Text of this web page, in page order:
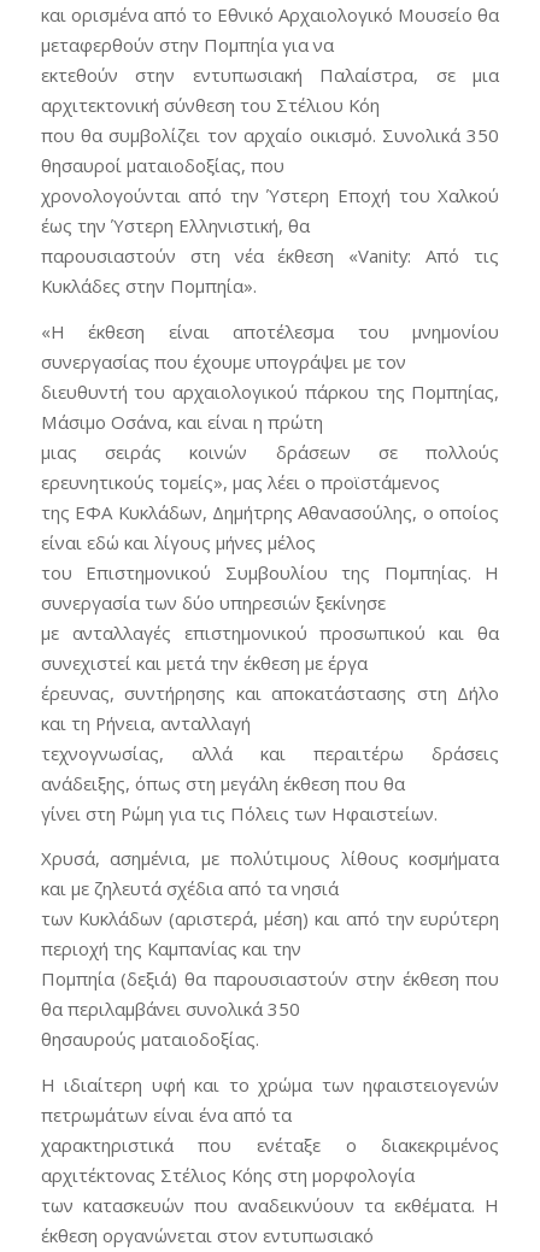
και ορισμένα από το Εθνικό Αρχαιολογικό Μουσείο θα
μεταφερθούν στην Πομπηία για να
εκτεθούν στην εντυπωσιακή Παλαίστρα, σε μια
αρχιτεκτονική σύνθεση του Στέλιου Κόη
που θα συμβολίζει τον αρχαίο οικισμό. Συνολικά 350
θησαυροί ματαιοδοξίας, που
χρονολογούνται από την Ύστερη Εποχή του Χαλκού
έως την Ύστερη Ελληνιστική, θα
παρουσιαστούν στη νέα έκθεση «Vanity: Aπό τις
Κυκλάδες στην Πομπηία».
«Η έκθεση είναι αποτέλεσμα του μνημονίου
συνεργασίας που έχουμε υπογράψει με τον
διευθυντή του αρχαιολογικού πάρκου της Πομπηίας,
Μάσιμο Οσάνα, και είναι η πρώτη
μιας σειράς κοινών δράσεων σε πολλούς
ερευνητικούς τομείς», μας λέει ο προϊστάμενος
της ΕΦΑ Κυκλάδων, Δημήτρης Αθανασούλης, ο οποίος
είναι εδώ και λίγους μήνες μέλος
του Επιστημονικού Συμβουλίου της Πομπηίας. Η
συνεργασία των δύο υπηρεσιών ξεκίνησε
με ανταλλαγές επιστημονικού προσωπικού και θα
συνεχιστεί και μετά την έκθεση με έργα
έρευνας, συντήρησης και αποκατάστασης στη Δήλο
και τη Ρήνεια, ανταλλαγή
τεχνογνωσίας, αλλά και περαιτέρω δράσεις
ανάδειξης, όπως στη μεγάλη έκθεση που θα
γίνει στη Ρώμη για τις Πόλεις των Ηφαιστείων.
Χρυσά, ασημένια, με πολύτιμους λίθους κοσμήματα
και με ζηλευτά σχέδια από τα νησιά
των Κυκλάδων (αριστερά, μέση) και από την ευρύτερη
περιοχή της Καμπανίας και την
Πομπηία (δεξιά) θα παρουσιαστούν στην έκθεση που
θα περιλαμβάνει συνολικά 350
θησαυρούς ματαιοδοξίας.
Η ιδιαίτερη υφή και το χρώμα των ηφαιστειογενών
πετρωμάτων είναι ένα από τα
χαρακτηριστικά που ενέταξε ο διακεκριμένος
αρχιτέκτονας Στέλιος Κόης στη μορφολογία
των κατασκευών που αναδεικνύουν τα εκθέματα. Η
έκθεση οργανώνεται στον εντυπωσιακό